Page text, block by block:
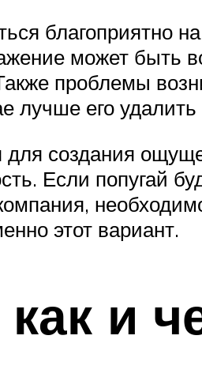
благоприятно
может быть
проблемы
лучше его удалить
для создания
Если попугай
этот вариант.
и